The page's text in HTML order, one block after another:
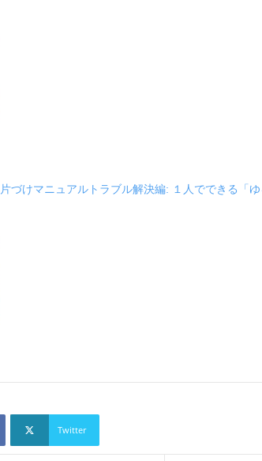
づけマニュアルトラブル解決編: １人でできる「
Twitter